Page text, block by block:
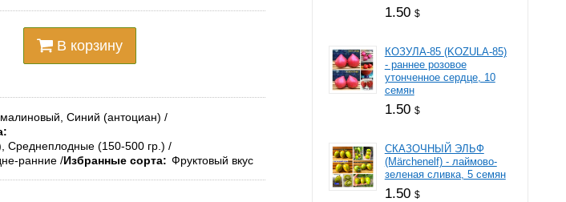
В корзину
Синий (антоциан)
(150-500 гр.)
ранние Избранные сорта Фруктовый вкус
1.50 $
КОЗУЛА-85 (KOZULA-85)
- раннее розовое
утонченное сердце, 10
семян
1.50 $
СКАЗОЧНЫЙ ЭЛЬФ
(Märchenelf) - лаймово-
зеленая сливка, 5 семян
1.50 $